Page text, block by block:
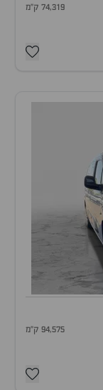
74,319 ק"מ
94,575 ק"מ